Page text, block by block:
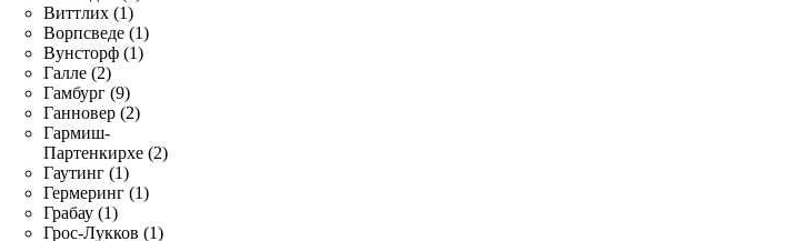
Виттлих (1)
Ворпсведе (1)
Вунсторф (1)
Галле (2)
Гамбург (9)
Ганновер (2)
Гармиш-
Партенкирхе (2)
Гаутинг (1)
Гермеринг (1)
Грабау (1)
Грос-Лукков (1)